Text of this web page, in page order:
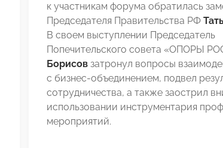
к участникам форума обратилась
Председателя Правительства РФ
В своем выступлении Председатель
Попечительского совета «ОПОРЫ
Борисовзатронул вопросы
с бизнес-объединением, подвел
сотрудничества, а также заострил
использовании инструментария
мероприятий.